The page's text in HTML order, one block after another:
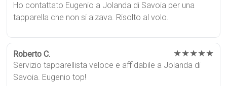
Ho contattato Eugenio a Jolanda di Savoia per una
tapparella che non si alzava. Risolto al volo.
Roberto C. ★★★★★
Servizio tapparellista veloce e affidabile a Jolanda di
Savoia. Eugenio top!